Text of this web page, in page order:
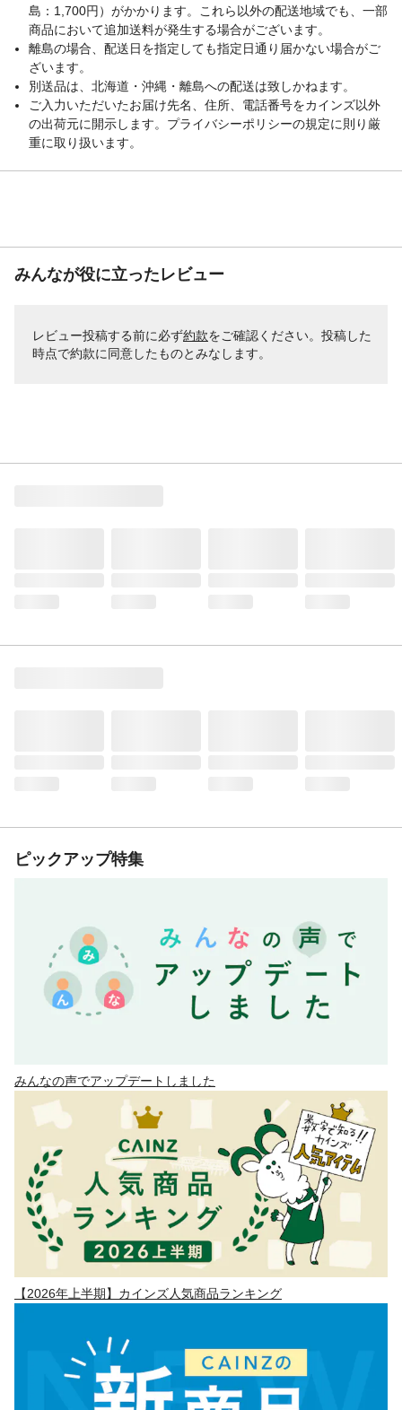
島：1,700円）がかかります。これら以外の配送地域でも、一部
商品において追加送料が発生する場合がございます。
離島の場合、配送日を指定しても指定日通り届かない場合がご
ざいます。
別送品は、北海道・沖縄・離島への配送は致しかねます。
ご入力いただいたお届け先名、住所、電話番号をカインズ以外
の出荷元に開示します。プライバシーポリシーの規定に則り厳
重に取り扱います。
みんなが役に立ったレビュー
レビュー投稿する前に必ず約款をご確認ください。投稿した
時点で約款に同意したものとみなします。
ピックアップ特集
みんなの声でアップデートしました
【2026年上半期】カインズ人気商品ランキング